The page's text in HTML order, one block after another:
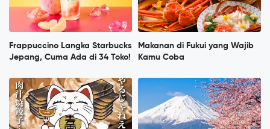
Frappuccino Langka Starbucks
Jepang, Cuma Ada di 34 Toko!
Makanan di Fukui yang Wajib
Kamu Coba